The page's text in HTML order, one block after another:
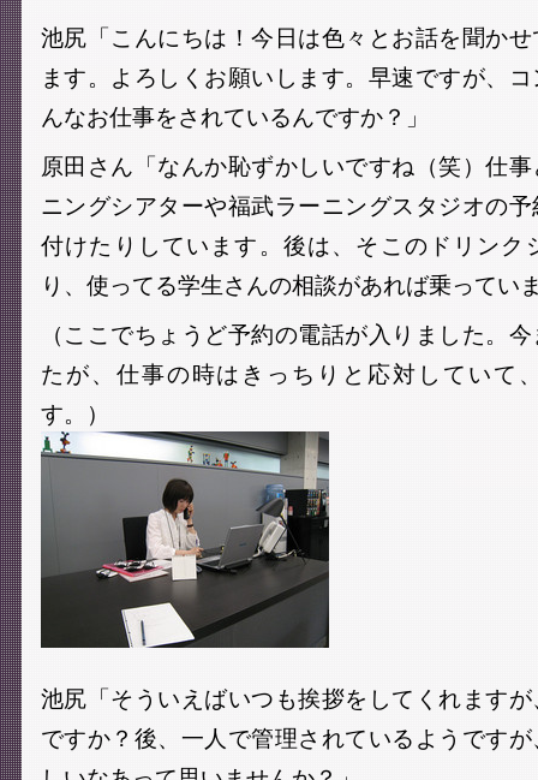
池尻「こんにちは！今日は色々とお話を聞か
ます。よろしくお願いします。早速ですが、
んなお仕事をされているんですか？」
原田さん「なんか恥ずかしいですね（笑）仕
ニングシアターや福武ラーニングスタジオの
付けたりしています。後は、そこのドリンク
り、使ってる学生さんの相談があれば乗ってい
（ここでちょうど予約の電話が入りました。
たが、仕事の時はきっちりと応対していて
す。）
池尻「そういえばいつも挨拶をしてくれます
ですか？後、一人で管理されているようです